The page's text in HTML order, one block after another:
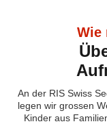
Wie
An der RIS Swiss
legen wir grossen
Kinder aus